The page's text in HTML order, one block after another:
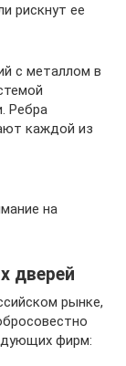
рискнут ее
с металлом в
Ребра
каждой из
на
дверей
рынке,
фирм: